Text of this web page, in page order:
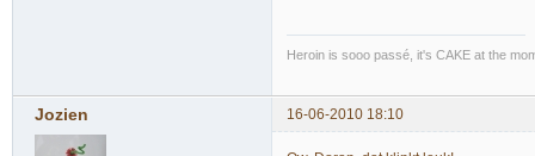
Heroin is sooo passé, it's CAKE at the
Jozien 16-06-2010 18:10